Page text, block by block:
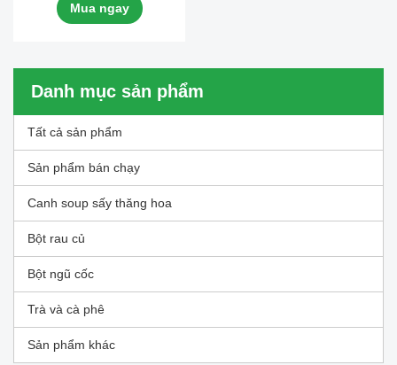
Mua ngay
Danh mục sản phẩm
Tất cả sản phẩm
Sản phẩm bán chạy
Canh soup sấy thăng hoa
Bột rau củ
Bột ngũ cốc
Trà và cà phê
Sản phẩm khác